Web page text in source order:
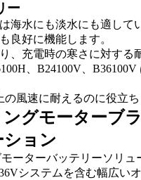
ー
海水にも淡水にも適して
良好に機能します。
、充電時の寒さに対する
、B24100V、
風速に耐えるのに役立ち
グモーターブ
ョン
ーターバッテリーソリュ
システムを含む幅広い